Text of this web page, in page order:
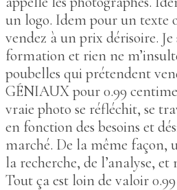
un logo. Idem pour un texte
vendez à un prix dérisoire. Je
formation et rien ne
poubelles qui prétendent
GÉNIAUX pour 0.99
vraie photo se réfléchit, se
en fonction des besoins et
marché. De la même façon,
la recherche, de l’analyse,
Tout ça est loin de valoir